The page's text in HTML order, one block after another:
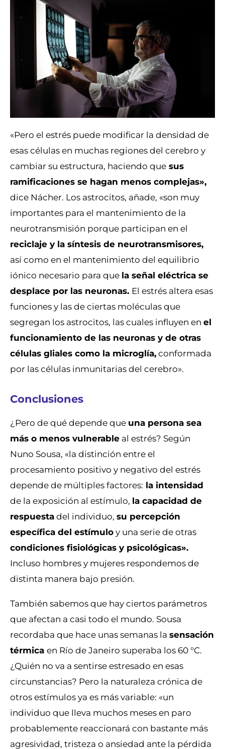
«Pero el estrés puede modificar la densidad de
esas células en muchas regiones del cerebro y
cambiar su estructura, haciendo que sus
ramificaciones se hagan menos complejas»,
dice Nácher. Los astrocitos, añade, «son muy
importantes para el mantenimiento de la
neurotransmisión porque participan en el
reciclaje y la síntesis de neurotransmisores,
así como en el mantenimiento del equilibrio
iónico necesario para que la señal eléctrica se
desplace por las neuronas. El estrés altera esas
funciones y las de ciertas moléculas que
segregan los astrocitos, las cuales influyen en el
funcionamiento de las neuronas y de otras
células gliales como la microglía,conformada
por las células inmunitarias del cerebro».
Conclusiones
¿Pero de qué depende que una persona sea
más o menos vulnerable al estrés? Según
Nuno Sousa, «la distinción entre el
procesamiento positivo y negativo del estrés
depende de múltiples factores: la intensidad
de la exposición al estímulo, la capacidad de
respuestadel individuo, su percepción
específica del estímuloy una serie de otras
condiciones fisiológicas y psicológicas».
Incluso hombres y mujeres respondemos de
distinta manera bajo presión.
También sabemos que hay ciertos parámetros
que afectan a casi todo el mundo. Sousa
recordaba que hace unas semanas la sensación
térmica en Río de Janeiro superaba los 60 °C.
¿Quién no va a sentirse estresado en esas
circunstancias? Pero la naturaleza crónica de
otros estímulos ya es más variable: «un
individuo que lleva muchos meses en paro
probablemente reaccionará con bastante más
agresividad, tristeza o ansiedad ante la pérdida